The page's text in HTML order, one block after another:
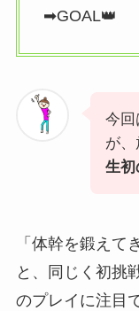
➡GOAL👑
今回
が
生初
「体幹を鍛えて
と、同じく初挑
のプレイに注目